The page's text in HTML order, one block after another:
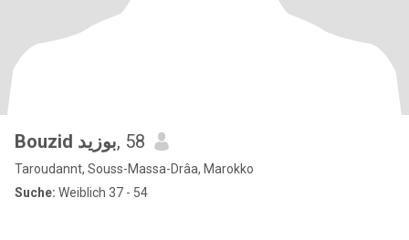
Bouzid بوزيد, 58
Taroudannt, Souss-Massa-Drâa, Marokko
Suche: Weiblich 37 - 54